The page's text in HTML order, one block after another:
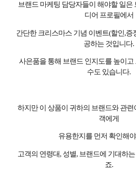
브랜드 마케팅 담당자들이 해야할 일은
디어 프로필에서
간단한 크리스마스 기념 이벤트(할인 ,증
공하는 것입니다.
사은품을 통해 브랜드 인지도를 높이고
수도 있습니다.
하지만 이 상품이 귀하의 브랜드와 관련
객에게
유용한지를 먼저 확인해
고객의 연령대, 성별, 브랜드에 기대하
죠.